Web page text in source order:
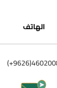
الهاتف